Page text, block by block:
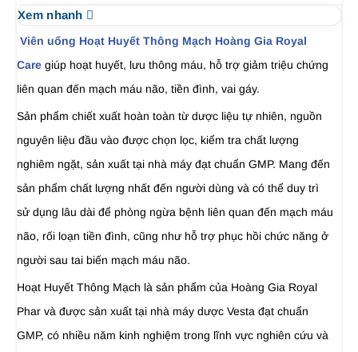
Xem nhanh
Viên uống Hoạt Huyết Thông Mạch Hoàng Gia Royal
Care giúp hoạt huyết, lưu thông máu, hỗ trợ giảm triệu chứng
liên quan đến mạch máu não, tiền đình, vai gáy.
Sản phẩm chiết xuất hoàn toàn từ dược liệu tự nhiên, nguồn
nguyên liệu đầu vào được chọn lọc, kiểm tra chất lượng
nghiêm ngặt, sản xuất tại nhà máy đạt chuẩn GMP. Mang đến
sản phẩm chất lượng nhất đến người dùng và có thể duy trì
sử dụng lâu dài để phòng ngừa bệnh liên quan đến mạch máu
não, rối loạn tiền đình, cũng như hỗ trợ phục hồi chức năng ở
người sau tai biến mạch máu não.
Hoạt Huyết Thông Mạch là sản phẩm của Hoàng Gia Royal
Phar và được sản xuất tại nhà máy dược Vesta đạt chuẩn
GMP, có nhiều năm kinh nghiệm trong lĩnh vực nghiên cứu và